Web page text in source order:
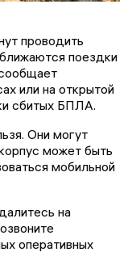
проводить
поездки
или на открытой
сбитых БПЛА.
Они могут
может быть
мобильной
на
оперативных